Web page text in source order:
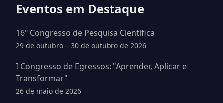
Eventos em Destaque
16º Congresso de Pesquisa Cientifica
29 de outubro – 30 de outubro de 2026
I Congresso de Egressos: "Aprender, Aplicar e
Transformar"
26 de maio de 2026